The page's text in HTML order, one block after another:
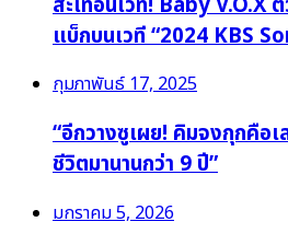
แบ็กบนเวที “2024 KBS
กุมภาพันธ์ 17, 2025
“อีกวางซูเผย! คิมจงกุกคือเ
ชีวิตมานานกว่า 9 ปี”
มกราคม 5, 2026